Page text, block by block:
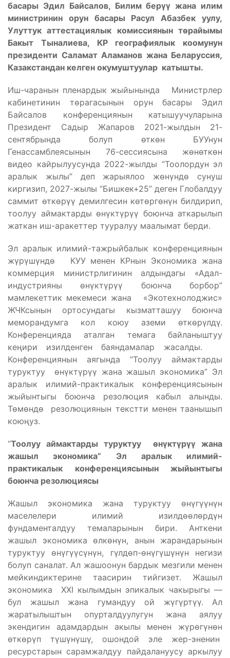
басары Эдил Байсалов, Билим берүү жана илим
министринин орун басары Расул Абазбек уулу,
Улуттук аттестациялык комиссиянын төрайымы
Бакыт Тыналиева, КР географиялык коомунун
президенти Саламат Аламанов жана Беларуссия,
Казакстандан келген окумуштуулар катышты.
Иш-чаранын пленардык жыйынында Министрлер
кабинетинин төрагасынын орун басары Эдил
Байсалов конференциянын катышуучуларына
Президент Садыр Жапаров 2021-жылдын 21-
сентябрында болуп өткөн БУУнун
Генассамблеясынын 76-сессиясына жөнөткөн
видео кайрылуусунда 2022-жылды “Тоолордун эл
аралык жылы” деп жарыялоо жөнүндө сунуш
киргизип, 2027-жылы “Бишкек+25” деген Глобалдуу
саммит өткөрүү демилгесин көтөргөнүн билдирип,
тоолуу аймактарды өнүктүрүү боюнча аткарылып
жаткан иш-аракеттер тууралуу маалымат берди.
Эл аралык илимий-тажрыйбалык конференциянын
жүрүшүндө КУУ менен КРнын Экономика жана
коммерция министрлигинин алдындагы «Адал-
индустрияны өнүктүрүү боюнча борбор”
мамлекеттик мекемеси жана «Экотехнолоджис»
ЖЧКсынын ортосундагы кызматташуу боюнча
меморандумга кол коюу аземи өткөрүлдү.
Конференцияда аталган темага байланыштуу
кеңири изилденген баяндамалар жасалды.
Конференциянын аягында “Тоолуу аймактарды
туруктуу өнүктүрүү жана жашыл экономика” Эл
аралык илимий-практикалык конференциясынын
жыйынтыгы боюнча резолюция кабыл алынды.
Төмөндө резолюциянын текстти менен таанышып
коюңуз.
“Тоолуу аймактарды туруктуу өнүктүрүү жана
жашыл экономика” Эл аралык илимий-
практикалык конференциясынын жыйынтыгы
боюнча резолюциясы
Жашыл экономика жана туруктуу өнүгүүнүн
маселелери илимий изилдөөлөрдүн
фундаменталдуу темаларынын бири. Анткени
жашыл экономика өлкөнүн, анын жарандарынын
туруктуу өнүгүүсүнүн, гүлдөп-өнүгүшүнүн негизи
болуп саналат. Ал жашоонун бардык мезгили менен
мейкиндиктерине таасирин тийгизет. Жашыл
экономика XXI кылымдын эпикалык чакырыгы —
бул жашыл жана гумандуу ой жүгүртүү. Ал
жаратылыштын опурталдуулугун жана аялуу
экендигин адамдардын акылы менен жүрөгүнөн
өткөрүп түшүнүшү, ошондой эле жер-эненин
ресурстарын сарамжалдуу пайдалануусу аркылуу